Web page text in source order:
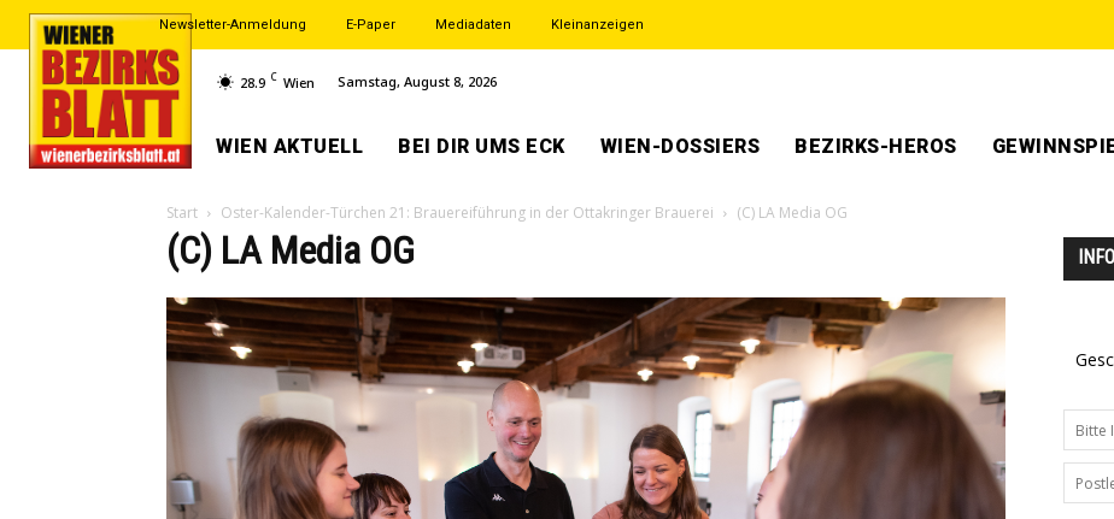
Newsletter-Anmeldung E-Paper Mediadaten Kleinanzeigen
28.9 C Wien Samstag, August 8, 2026
WIEN AKTUELL BEI DIR UMS ECK WIEN-DOSSIERS BEZIRKS-HEROS
Start Oster-Kalender-Türchen 21: Brauereiführung in der Ottakringer Brauerei (C) LA Media OG
(C) LA Media OG